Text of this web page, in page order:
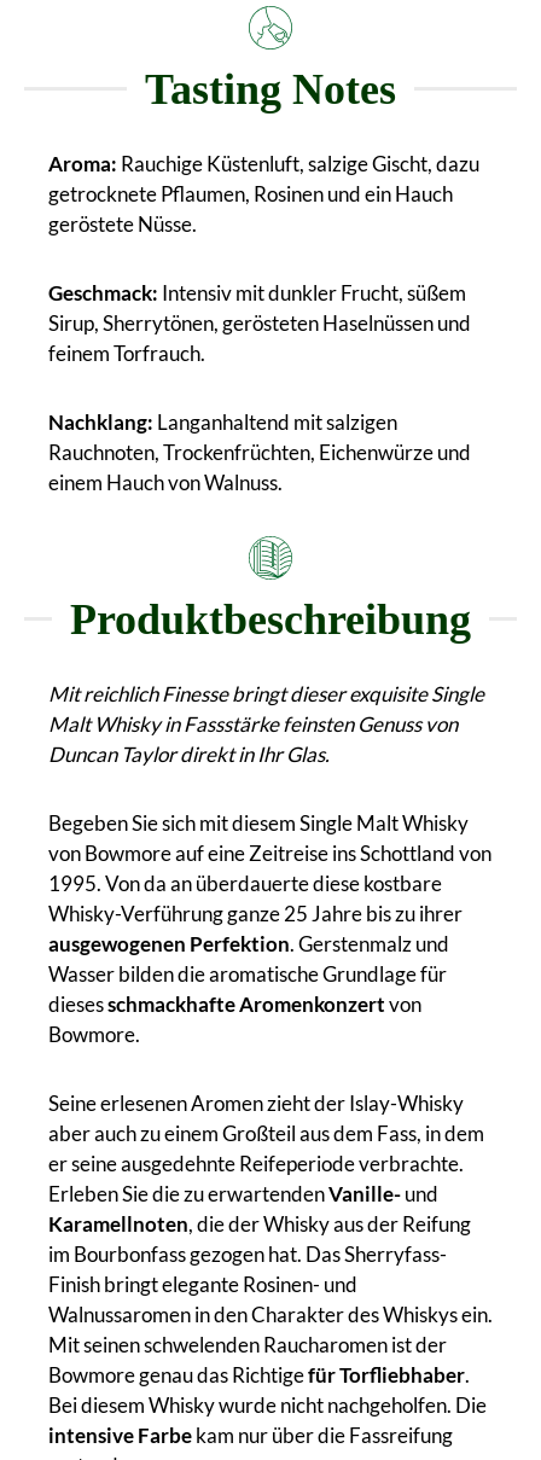
Tasting Notes
Aroma: Rauchige Küstenluft, salzige Gischt, dazu
getrocknete Pflaumen, Rosinen und ein Hauch
geröstete Nüsse.
Geschmack: Intensiv mit dunkler Frucht, süßem
Sirup, Sherrytönen, gerösteten Haselnüssen und
feinem Torfrauch.
Nachklang: Langanhaltend mit salzigen
Rauchnoten, Trockenfrüchten, Eichenwürze und
einem Hauch von Walnuss.
Produktbeschreibung
Mit reichlich Finesse bringt dieser exquisite Single
Malt Whisky in Fassstärke feinsten Genuss von
Duncan Taylor direkt in Ihr Glas.
Begeben Sie sich mit diesem Single Malt Whisky
von Bowmore auf eine Zeitreise ins Schottland von
1995. Von da an überdauerte diese kostbare
Whisky-Verführung ganze 25 Jahre bis zu ihrer
ausgewogenen Perfektion. Gerstenmalz und
Wasser bilden die aromatische Grundlage für
diesesschmackhafte Aromenkonzertvon
Bowmore.
Seine erlesenen Aromen zieht der Islay-Whisky
aber auch zu einem Großteil aus dem Fass, in dem
er seine ausgedehnte Reifeperiode verbrachte.
Erleben Sie die zu erwartendenVanille-und
Karamellnoten, die der Whisky aus der Reifung
im Bourbonfass gezogen hat. Das Sherryfass-
Finish bringt elegante Rosinen- und
Walnussaromen in den Charakter des Whiskys ein.
Mit seinen schwelenden Raucharomen ist der
Bowmore genau das Richtigefür Torfliebhaber.
Bei diesem Whisky wurde nicht nachgeholfen. Die
intensive Farbekam nur über die Fassreifung